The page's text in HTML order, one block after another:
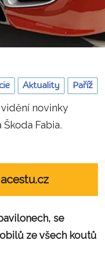
Aktuality Paříž
novinky
Fabia.
se
ze všech koutů